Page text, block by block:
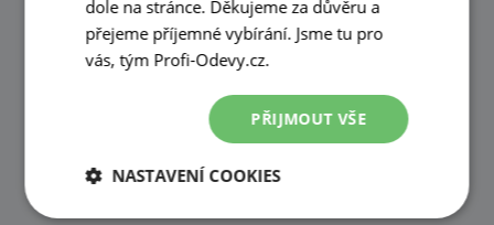
dole na stránce. Děkujeme za důvěru a
přejeme příjemné vybírání. Jsme tu pro
vás, tým Profi-Odevy.cz.
PŘIJMOUT VŠE
NASTAVENÍ COOKIES